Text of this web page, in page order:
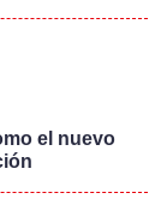
el nuevo